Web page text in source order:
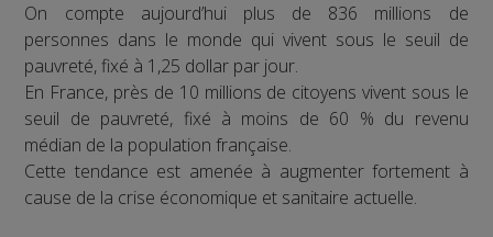
On compte aujourd’hui plus de 836 millions de
personnes dans le monde qui vivent sous le seuil de
pauvreté, fixé à 1,25 dollar par jour.
En France, près de 10 millions de citoyens vivent sous le
seuil de pauvreté, fixé à moins de 60 % du revenu
médian de la population française.
Cette tendance est amenée à augmenter fortement à
cause de la crise économique et sanitaire actuelle.